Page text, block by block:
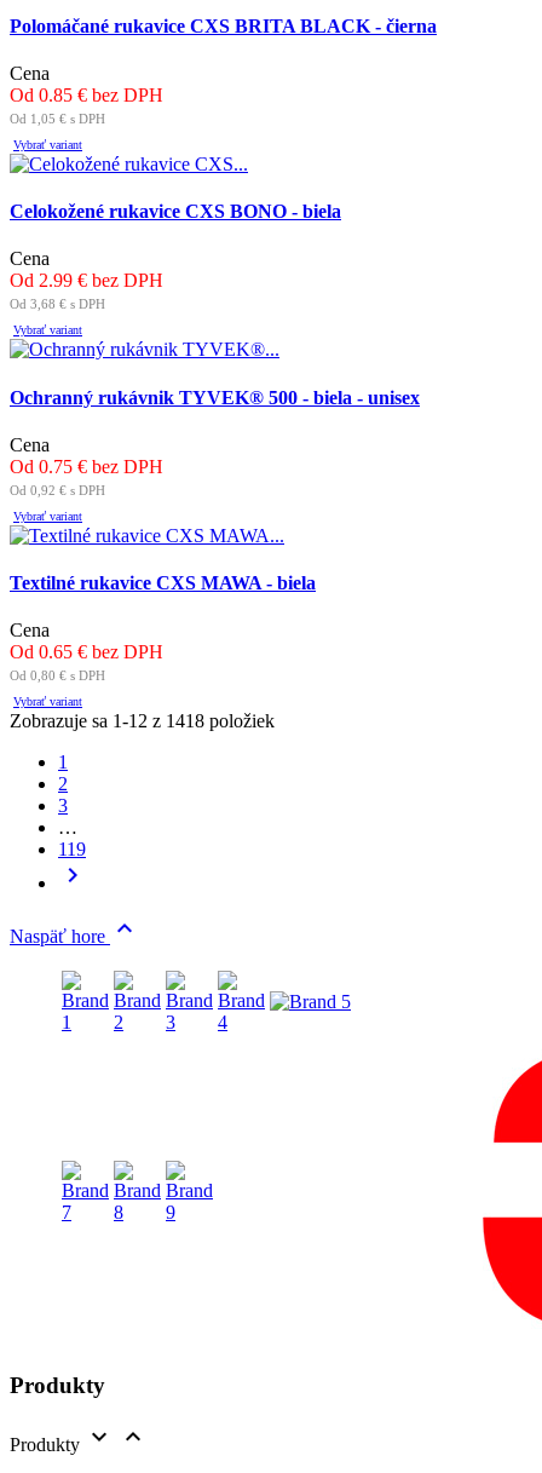
Polomáčané rukavice CXS BRITA BLACK - čierna
Cena
Od 0.85 € bez DPH
Od 1,05 € s DPH
Vybrať variant
Celokožené rukavice CXS BONO - biela
Cena
Od 2.99 € bez DPH
Od 3,68 € s DPH
Vybrať variant
Ochranný rukávnik TYVEK® 500 - biela - unisex
Cena
Od 0.75 € bez DPH
Od 0,92 € s DPH
Vybrať variant
Textilné rukavice CXS MAWA - biela
Cena
Od 0.65 € bez DPH
Od 0,80 € s DPH
Vybrať variant
Zobrazuje sa 1-12 z 1418 položiek
1
2
3
…
119

Naspäť hore 
Produkty
Produkty  